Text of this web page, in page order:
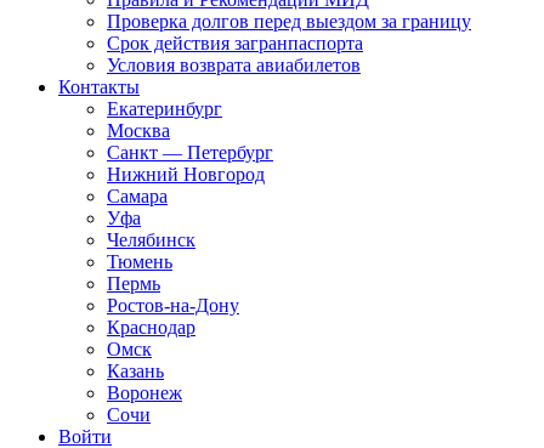
Проверка долгов перед выездом за границу
Срок действия загранпаспорта
Условия возврата авиабилетов
Контакты
Екатеринбург
Москва
Санкт — Петербург
Нижний Новгород
Самара
Уфа
Челябинск
Тюмень
Пермь
Ростов-на-Дону
Краснодар
Омск
Казань
Воронеж
Сочи
Войти